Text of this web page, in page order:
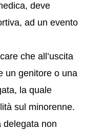
deve
ad un evento
che all’uscita
un genitore o una
la quale
sul minorenne.
delegata non